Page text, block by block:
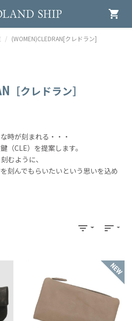
shopping_cart
(WOMEN)CLEDRAN[クレドラン]
［クレドラン］
時が刻まれる・・・
（CLE）を提案します。
むように、
刻んでもらいたいという思いを込め
filter_list sort